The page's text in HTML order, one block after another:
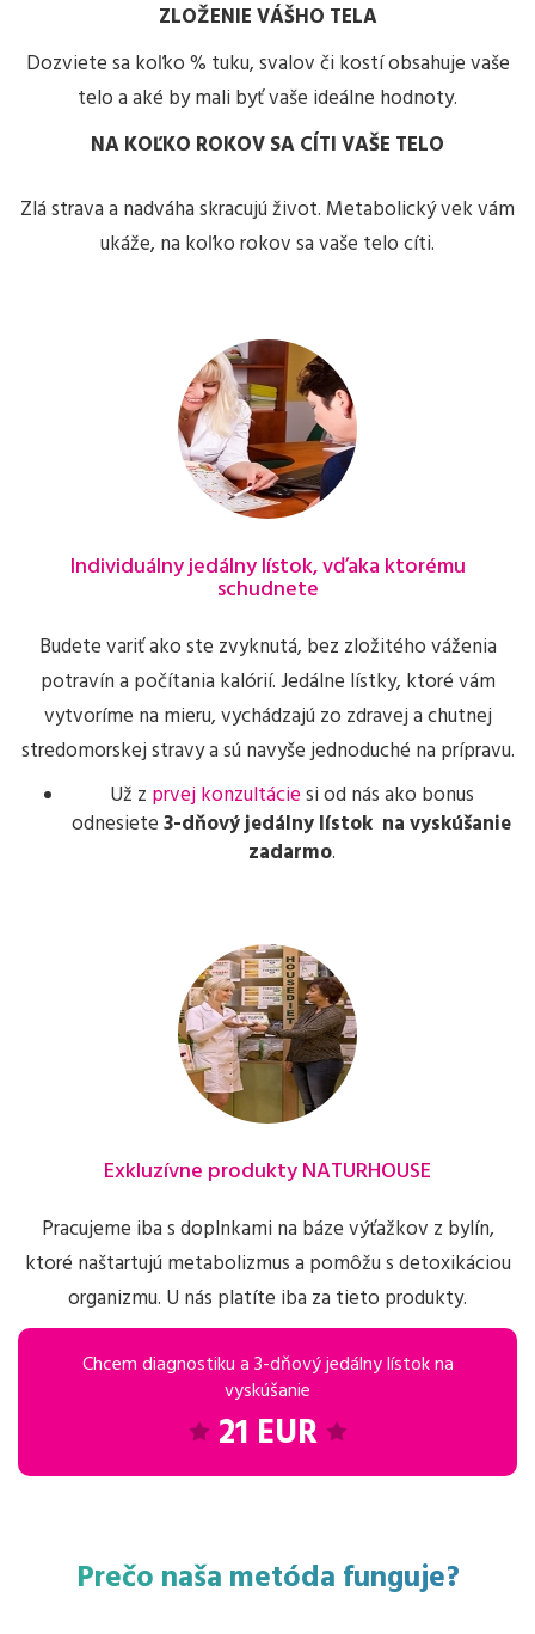
ZLOŽENIE VÁŠHO TELA
Dozviete sa koľko % tuku, svalov či kostí obsahuje vaše
telo a aké by mali byť vaše ideálne hodnoty.
NA KOĽKO ROKOV SA CÍTI VAŠE TELO
Zlá strava a nadváha skracujú život. Metabolický vek vám
ukáže, na koľko rokov sa vaše telo cíti.
Individuálny jedálny lístok, vďaka ktorému
schudnete
Budete variť ako ste zvyknutá, bez zložitého váženia
potravín a počítania kalórií. Jedálne lístky, ktoré vám
vytvoríme na mieru, vychádzajú zo zdravej a chutnej
stredomorskej stravy a sú navyše jednoduché na prípravu.
Už z prvej konzultácie si od nás ako bonus
odnesiete 3-dňový jedálny lístok na vyskúšanie
zadarmo.
Exkluzívne produkty NATURHOUSE
Pracujeme iba s doplnkami na báze výťažkov z bylín,
ktoré naštartujú metabolizmus a pomôžu s detoxikáciou
organizmu. U nás platíte iba za tieto produkty.
Chcem diagnostiku a 3-dňový jedálny lístok na
vyskúšanie
21 EUR
Prečo naša metóda funguje?